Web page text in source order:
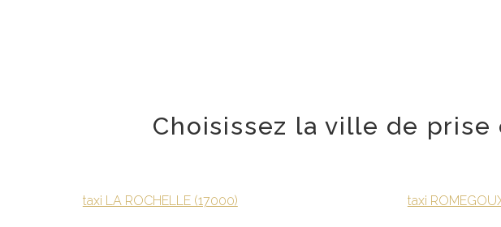
Choisissez la ville de
taxi LA ROCHELLE (17000) taxi